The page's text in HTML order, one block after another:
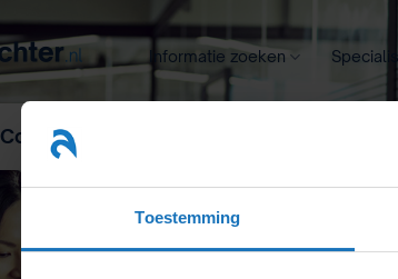
Toestemming
Informatie zoeken
Concurrentiebeding